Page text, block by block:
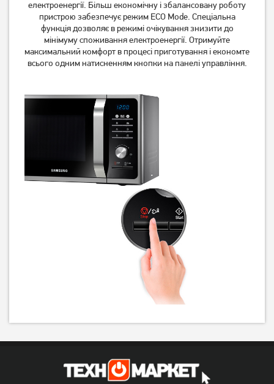
грн грн
MS2042DARB 700Вт
Мікрохвильова піч
Whirlpool MWP 251 B
4 189грн
електроенергії. Більш економічну і збалансовану роботу
пристрою забезпечує режим ECO Mode. Спеціальна
функція дозволяє в режимі очікування знизити до
мінімуму споживання електроенергії. Отримуйте
максимальний комфорт в процесі приготування і економте
всього одним натисненням кнопки на панелі управління.